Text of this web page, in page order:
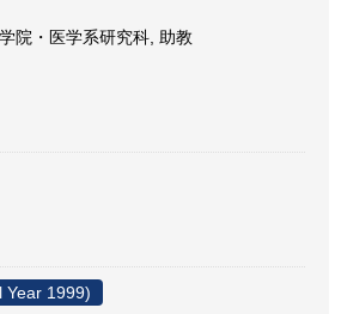
院・医学系研究科, 助教
Year 1999)